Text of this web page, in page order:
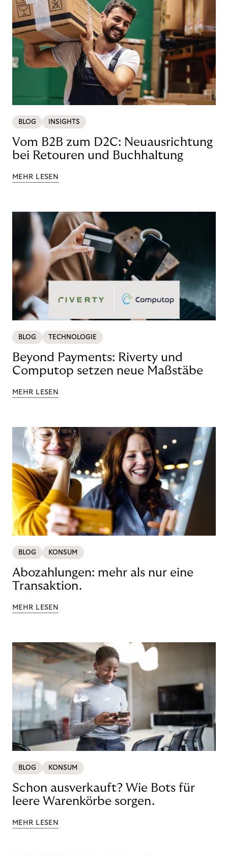
BLOG INSIGHTS
Vom B2B zum D2C: Neuausrichtung
bei Retouren und Buchhaltung
MEHR LESEN
BLOG TECHNOLOGIE
Beyond Payments: Riverty und
Computop setzen neue Maßstäbe
MEHR LESEN
BLOG KONSUM
Abozahlungen: mehr als nur eine
Transaktion.
MEHR LESEN
BLOG KONSUM
Schon ausverkauft? Wie Bots für
leere Warenkörbe sorgen.
MEHR LESEN